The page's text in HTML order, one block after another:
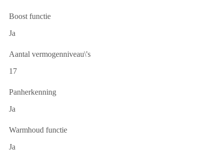
Boost functie
Ja
Aantal vermogenniveau\'s
17
Panherkenning
Ja
Warmhoud functie
Ja